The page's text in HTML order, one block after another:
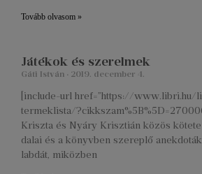
Tovább olvasom »
Játékok és szerelmek
Gáti István 2019. december 4.
[include-url href=”https://www.libri.hu/
termeklista/
Kriszta és Nyáry Krisztián közös kötete
dalai és a könyvben szereplő
labdát, miközben